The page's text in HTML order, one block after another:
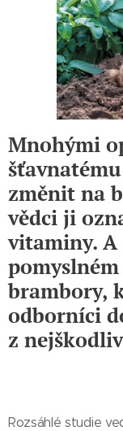
Mnohými
změnit na
vědci ji
vitaminy. A
brambory,
odborníci
z
Rozsáhlé studie